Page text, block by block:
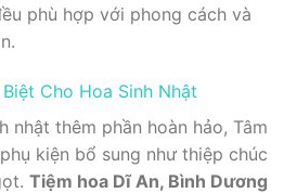
phù hợp với phong cách và
Cho Hoa Sinh Nhật
nhật thêm phần hoàn hảo, Tâm
kiện bổ sung như thiệp chúc
Tiệm hoa Dĩ An, Bình Dương